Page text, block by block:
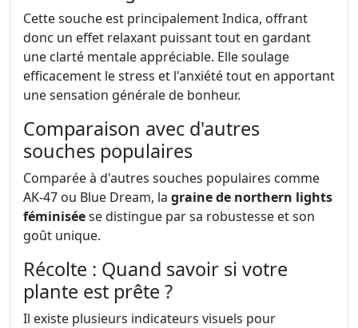
Cette souche est principalement Indica, offrant
donc un effet relaxant puissant tout en gardant
une clarté mentale appréciable. Elle soulage
efficacement le stress et l'anxiété tout en apportant
une sensation générale de bonheur.
Comparaison avec d'autres
souches populaires
Comparée à d'autres souches populaires comme
AK-47 ou Blue Dream, la graine de northern lights
féminiséese distingue par sa robustesse et son
goût unique.
Récolte : Quand savoir si votre
plante est prête ?
Il existe plusieurs indicateurs visuels pour